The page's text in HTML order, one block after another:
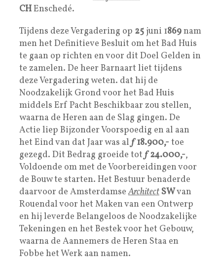
CHEnschedé.
Tijdens deze Vergadering op 25 juni 1869nam
men het Definitieve Besluit om het Bad Huis
te gaan op richten en voor dit Doel Gelden in
te zamelen. De heer Barnaart liet tijdens
deze Vergadering weten. dat hij de
Noodzakelijk Grond voor het Bad Huis
middels Erf Pacht Beschikbaar zou stellen,
waarna de Heren aan de Slag gingen. De
Actie liep Bijzonder Voorspoedig en al aan
het Eind van dat Jaar was alƒ 18.900,- toe
gezegd. Dit Bedrag groeide totƒ 24.000,-,
Voldoende om met de Voorbereidingen voor
de Bouw te starten. Het Bestuur benaderde
daarvoor de AmsterdamseArchitect SWvan
Rouendal voor het Maken van een Ontwerp
en hij leverde Belangeloos de Noodzakelijke
Tekeningen en het Bestek voor het Gebouw,
waarna de Aannemers de Heren Staa en
Fobbe het Werk aan namen.